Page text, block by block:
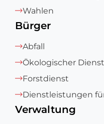
Wahlen
Bürger
Abfall
Ökologischer Dienst
Forstdienst
Dienstleistungen
Verwaltung